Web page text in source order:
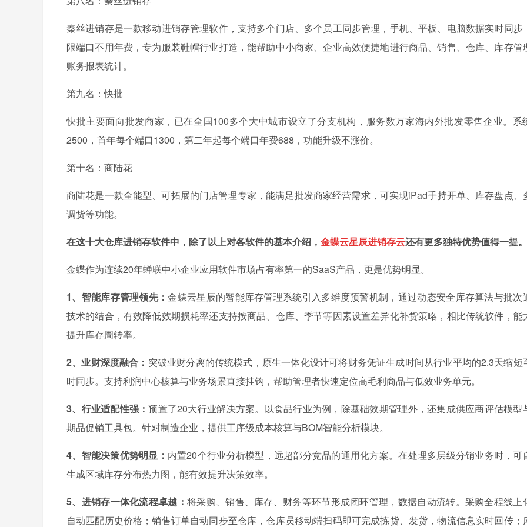
秦丝进销存是一款移动进销存管理软件，支持多个门店、多个员工同步管理，手机、平板、电脑数据实时同步
限端口不用年费，专为服装鞋帽行业打造，能帮助中小商家、企业高效便捷地进行商品、销售、仓库、库存管
账务报表统计。
第九名：快批
快批主要面向批发商家，已在全国100多个大中城市设立了分支机构，服务数万家海内外批发零售企业。系
2500，首年每个端口1300，第二年起每个端口年费688，功能升级不涨价。
第十名：商陆花
商陆花是一款全能型、可拓展的门店管理专家，能满足批发商家经营需求，可实现iPad手持开单、库存盘点、
调货等功能。
在这十大仓库进销存软件中，除了以上对各软件的基本介绍， 金蝶云星辰进销存云还有更多独特优势值得一提。
金蝶作为连续20年蝉联中小企业应用软件市场占有率第一的SaaS产品，更是优势明显。
1、智能库存管理领先：金蝶云星辰的智能库存管理系统引入多维度预警机制，通过动态安全库存算法与批次
技术的结合，有效降低效期损耗率还支持按商品、仓库、季节等因素设置差异化补货策略，相比传统软件，能
提升库存周转率。
2、业财深度融合： 突破业财分离的传统模式，原生一体化设计可将财务凭证生成时间从行业平均的2.3天缩短
时同步。支持利润中心核算与业务场景直接挂钩，帮助管理者快速定位高毛利商品与低效业务单元。
3、行业适配性强：预置了20大行业解决方案。以食品行业为例，除基础效期管理外，还集成供应商评估模型
期品促销工具包。针对制造企业，提供工序级成本核算与BOM智能分析模块。
4、智能决策优势明显： 内置20个行业分析模型，远超部分竞品的通用化方案。在处理多层级分销业务时，可
生成区域库存分布热力图，能有效提升决策效率。
5、进销存一体化流程卓越： 将采购、销售、库存、财务等环节形成闭环管理，数据自动流转。采购全程线上
自动匹配历史价格；销售订单自动同步至仓库，仓库员移动端扫码即可完成拣货、发货，物流信息实时回传；